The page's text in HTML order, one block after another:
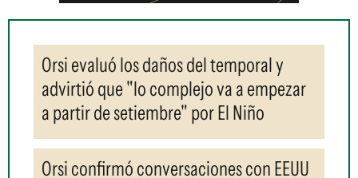
Orsi evaluó los daños del temporal y
advirtió que "lo complejo va a empezar
a partir de setiembre" por El Niño
Orsi confirmó conversaciones con EEUU